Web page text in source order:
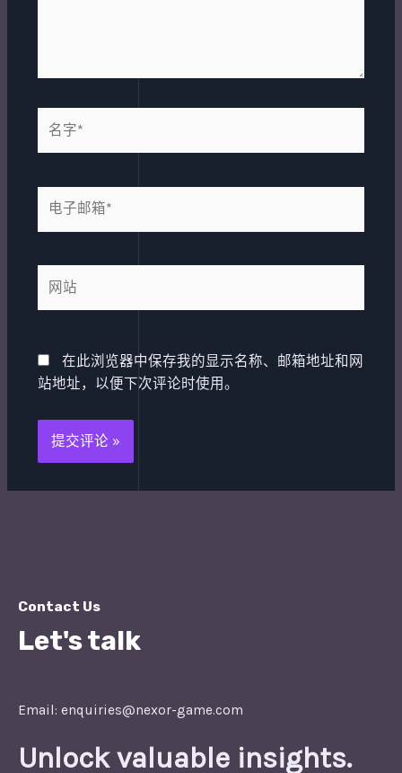
箱
站
在此浏览器中保存我的显示名称、邮箱地址和网
站地址，以便下次评论时使用。
Contact Us
Let's talk
Email: enquiries@nexor-game.com
Unlock valuable insights.